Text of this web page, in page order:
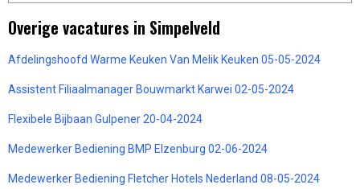
Overige vacatures in Simpelveld
Afdelingshoofd Warme Keuken Van Melik Keuken 05-05-2024
Assistent Filiaalmanager Bouwmarkt Karwei 02-05-2024
Flexibele Bijbaan Gulpener 20-04-2024
Medewerker Bediening BMP Elzenburg 02-06-2024
Medewerker Bediening Fletcher Hotels Nederland 08-05-2024